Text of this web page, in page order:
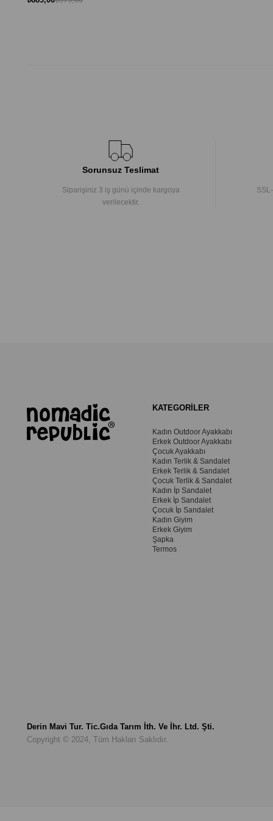
Sorunsuz Teslimat
Siparişiniz 3 iş günü içinde kargoya
verilecektir.
KATEGORİLER
Kadın Outdoor Ayakkabı
Erkek Outdoor Ayakkabı
Çocuk Ayakkabı
Kadın Terlik & Sandalet
Erkek Terlik & Sandalet
Çocuk Terlik & Sandalet
Kadın İp Sandalet
Erkek İp Sandalet
Çocuk İp Sandalet
Kadın Giyim
Erkek Giyim
Şapka
Termos
Derin Mavi Tur. Tic.Gıda Tarım İth. Ve İhr. Ltd. Şti.
Copyright © 2024, Tüm Hakları Saklıdır.